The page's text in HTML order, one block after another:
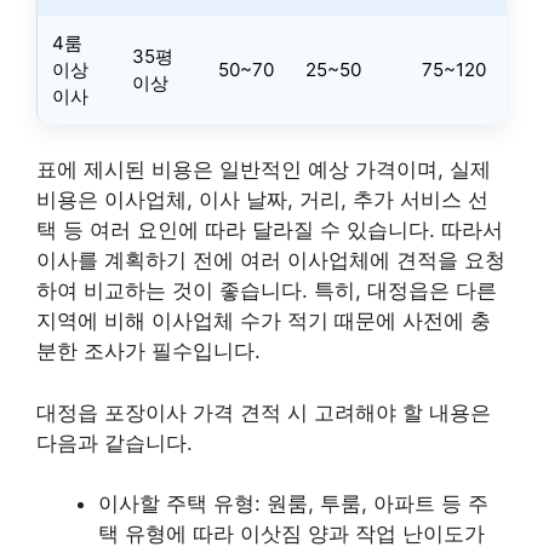
4룸
이상
이사
35평
이상
50~70 25~50 75~120
표에 제시된 비용은 일반적인 예상 가격이며, 실제
비용은 이사업체, 이사 날짜, 거리, 추가 서비스 선
택 등 여러 요인에 따라 달라질 수 있습니다. 따라서
이사를 계획하기 전에 여러 이사업체에 견적을 요청
하여 비교하는 것이 좋습니다. 특히, 대정읍은 다른
지역에 비해 이사업체 수가 적기 때문에 사전에 충
분한 조사가 필수입니다.
대정읍 포장이사 가격 견적 시 고려해야 할 내용은
다음과 같습니다.
이사할 주택 유형: 원룸, 투룸, 아파트 등 주
택 유형에 따라 이삿짐 양과 작업 난이도가